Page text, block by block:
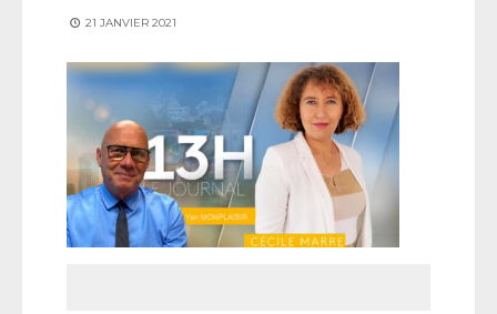
21 JANVIER 2021